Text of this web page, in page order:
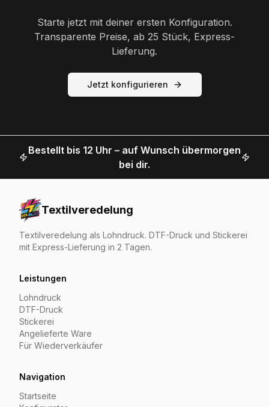
Starte jetzt mit deiner ersten Konfiguration.
Transparente Preise, ab 25 Stück, Express-
Lieferung.
Jetzt konfigurieren
Bestellt bis 12 Uhr – auf Wunsch übermorgen
bei dir.
Textilveredelung
Textilveredelung als Lohndruck. DTF-Druck und Stickerei
mit Express-Lieferung in 2 Tagen.
Leistungen
Lohndruck
DTF-Druck
Stickerei
Angelieferte Ware
Für Wiederverkäufer
Navigation
Startseite